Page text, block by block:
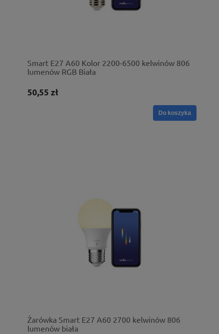
Smart E27 A60 Kolor 2200-6500 kelwinów 806
lumenów RGB Biała
50,55 zł
Do koszyka
Żarówka Smart E27 A60 2700 kelwinów 806
lumenów biała